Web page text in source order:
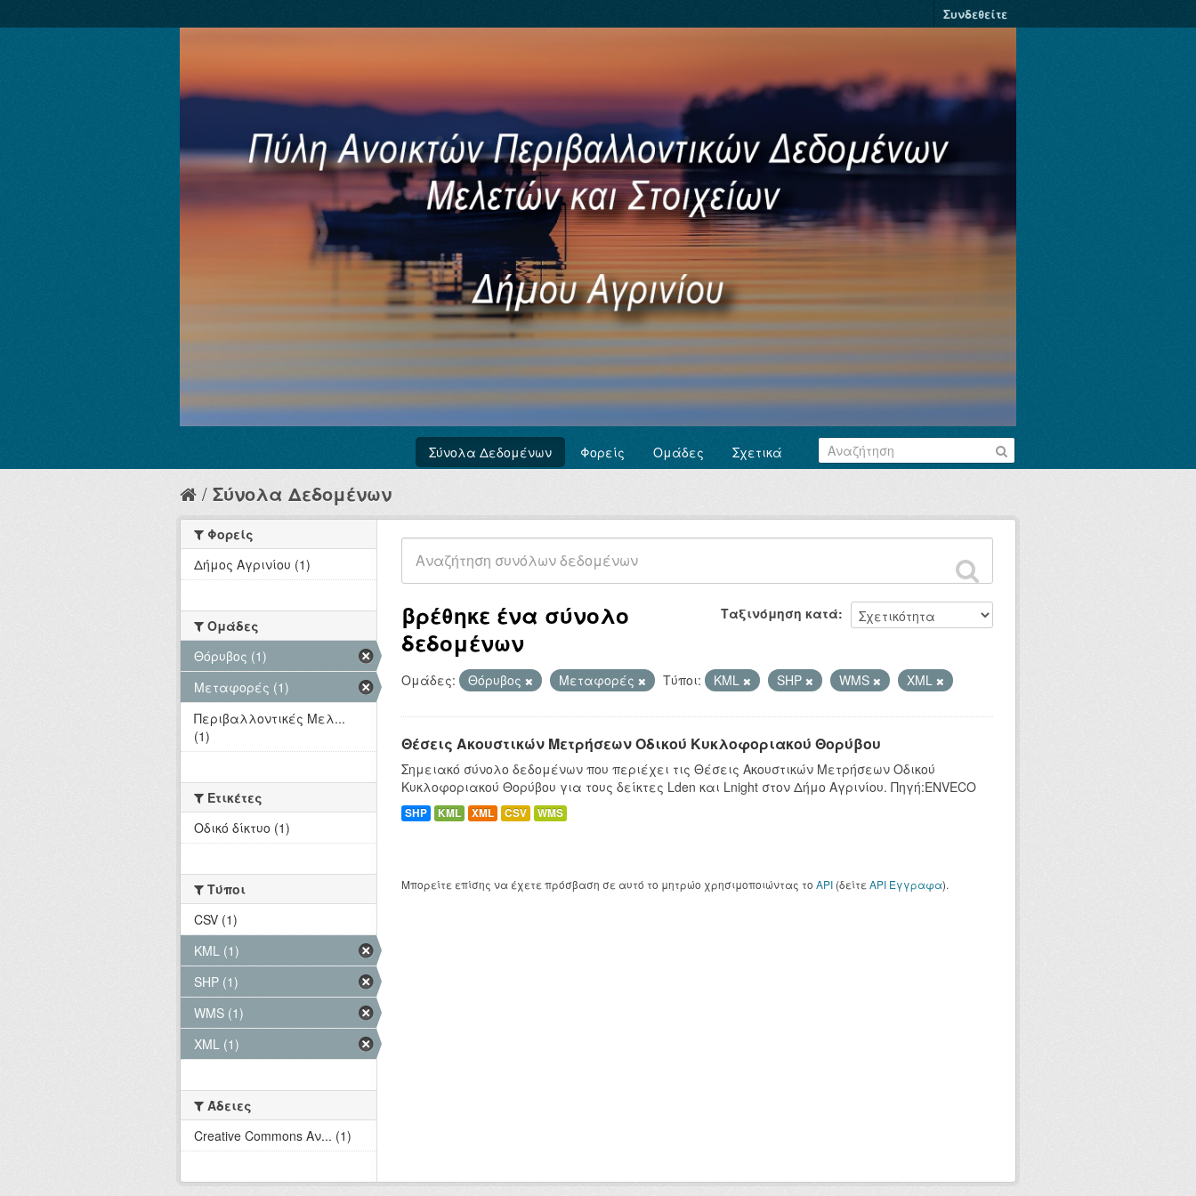
Συνδεθείτε
Σύνολα Δεδομένων Φορείς Ομάδες Σχετικά
Σύνολα Δεδομένων
Ταξινόμηση κατά
βρέθηκε ένα σύνολο
δεδομένων
Ομάδες: Θόρυβος Μεταφορές Τύποι: KML SHP WMS XML
Θέσεις Ακουστικών Μετρήσεων Οδικού Κυκλοφοριακού Θορύβου
Σημειακό σύνολο δεδομένων που περιέχει τις Θέσεις Ακουστικών Μετρήσεων Οδικού
Κυκλοφοριακού Θορύβου για τους δείκτες Lden και Lnight στον Δήμο Αγρινίου. Πηγή:ENVECO
SHP KML XML CSV WMS
Μπορείτε επίσης να έχετε πρόσβαση σε αυτό το μητρώο χρησιμοποιώντας το API (δείτε API Έγγραφα).
Φορείς
Δήμος Αγρινίου (1)
Ομάδες
Θόρυβος (1)
Μεταφορές (1)
Περιβαλλοντικές Μελ...
(1)
Ετικέτες
Οδικό δίκτυο (1)
Τύποι
CSV (1)
KML (1)
SHP (1)
WMS (1)
XML (1)
Άδειες
Creative Commons Αν... (1)